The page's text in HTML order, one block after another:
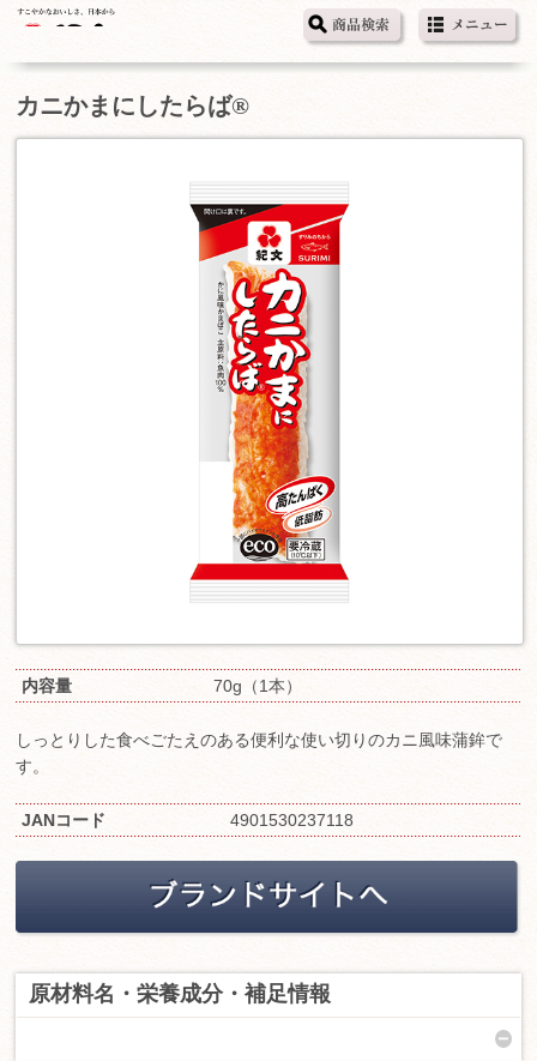
カニかまにしたらば®
内容量 70g（1本）
しっとりした食べごたえのある便利な使い切りのカニ風味蒲鉾で
す。
JANコード 4901530237118
原材料名・栄養成分・補足情報